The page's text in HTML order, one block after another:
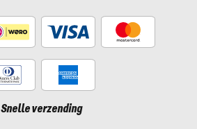
Snelle verzending